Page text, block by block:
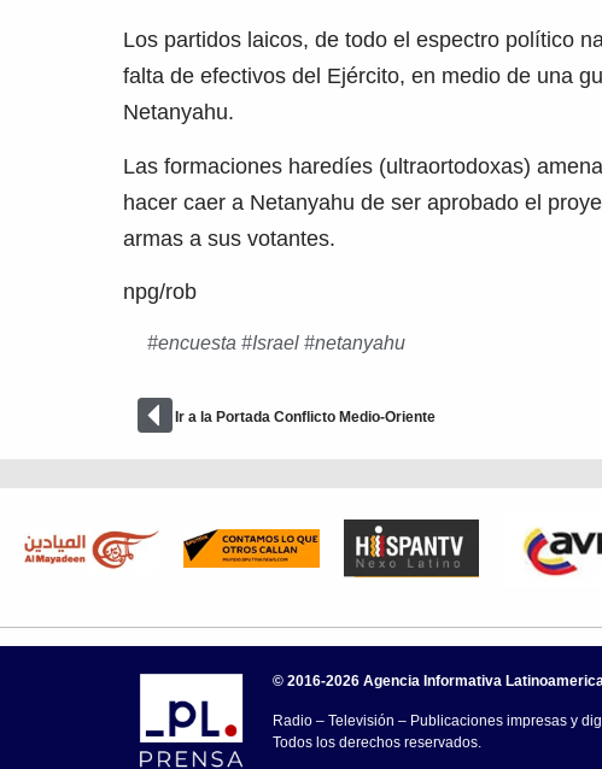
Los partidos laicos, de todo el espectro político
falta de efectivos del Ejército, en medio de una
Netanyahu.
Las formaciones haredíes (ultraortodoxas)
hacer caer a Netanyahu de ser aprobado el
armas a sus votantes.
npg/rob
#encuesta #Israel #netanyahu
Ir a la Portada Conflicto Medio-Oriente
© 2016-2026 Agencia Informativa
Radio – Televisión – Publicaciones impresas y
Todos los derechos reservados.